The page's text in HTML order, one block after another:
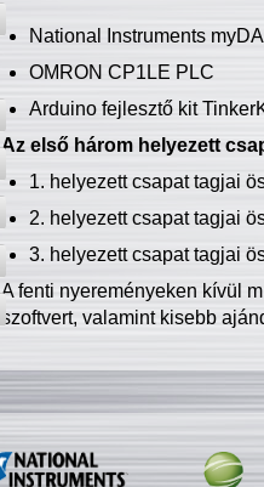
National Instruments
OMRON CP1LE PLC
Arduino fejlesztő kit
Az első három helyezett
1. helyezett csapat tagjai
2. helyezett csapat tagjai
3. helyezett csapat tagjai
A fenti nyereményeken kívül
szoftvert, valamint kisebb